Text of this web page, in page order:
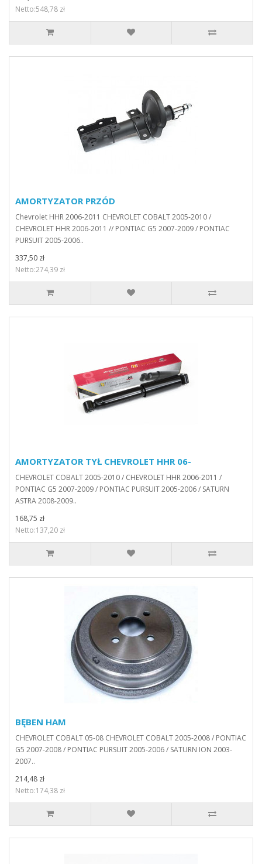
Netto:548,78 zł
AMORTYZATOR PRZÓD
Chevrolet HHR 2006-2011 CHEVROLET COBALT 2005-2010 /
CHEVROLET HHR 2006-2011 // PONTIAC G5 2007-2009 / PONTIAC
PURSUIT 2005-2006..
337,50 zł
Netto:274,39 zł
AMORTYZATOR TYŁ CHEVROLET HHR 06-
CHEVROLET COBALT 2005-2010 / CHEVROLET HHR 2006-2011 /
PONTIAC G5 2007-2009 / PONTIAC PURSUIT 2005-2006 / SATURN
ASTRA 2008-2009..
168,75 zł
Netto:137,20 zł
BĘBEN HAM
CHEVROLET COBALT 05-08 CHEVROLET COBALT 2005-2008 / PONTIAC
G5 2007-2008 / PONTIAC PURSUIT 2005-2006 / SATURN ION 2003-
2007..
214,48 zł
Netto:174,38 zł